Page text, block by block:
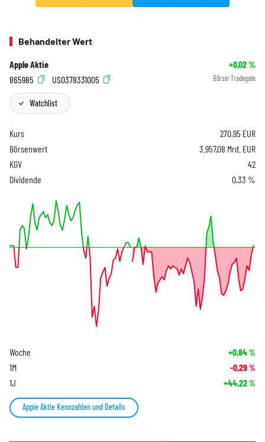
Behandelter Wert
Apple Aktie +0,02%
865985
US0378331005 Börse: Tradegate
Watchlist
Kurs 270,95 EUR
Börsenwert
3.957,08 Mrd. EUR
KGV
42
Dividende
0,33 %
Woche +0,84%
1M -0,29%
1J +44,22%
Apple Aktie Kennzahlen und Details